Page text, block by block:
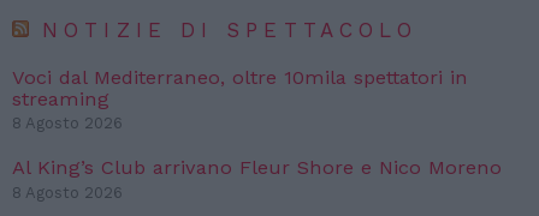
NOTIZIE DI SPETTACOLO
Voci dal Mediterraneo, oltre 10mila spettatori in
streaming
8 Agosto 2026
Al King’s Club arrivano Fleur Shore e Nico Moreno
8 Agosto 2026